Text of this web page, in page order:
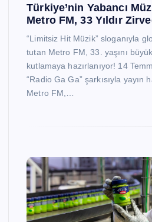
Türkiye’nin Yabancı
Metro FM, 33 Yıldır
“Limitsiz Hit Müzik” sloganıyla
tutan Metro FM, 33. yaşını
kutlamaya hazırlanıyor! 14
“Radio Ga Ga” şarkısıyla yayın
Metro FM,…